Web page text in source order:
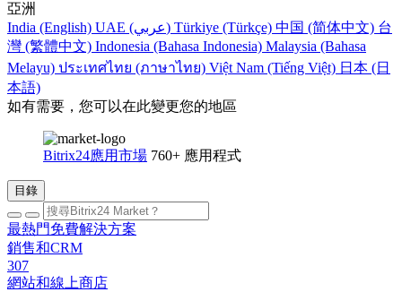
亞洲
India (English)
UAE (عربي) Türkiye (Türkçe) 中国 (简体中文) 台
灣 (繁體中文) Indonesia (Bahasa Indonesia) Malaysia (Bahasa
Melayu) ประเทศไทย (ภาษาไทย) Việt Nam (Tiếng Việt) 日本 (日
本語)
如有需要，您可以在此變更您的地區
Bitrix24應用市場 760+ 應用程式
目錄
最熱門免費解決方案
銷售和CRM
307
網站和線上商店